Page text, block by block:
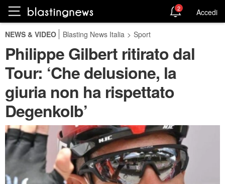
2 Accedi
NEWS & VIDEO Blasting News Italia > Sport
Philippe Gilbert ritirato dal
Tour: ‘Che delusione, la
giuria non ha rispettato
Degenkolb’